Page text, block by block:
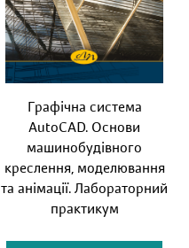
Графічна система
AutoCAD. Основи
машинобудівного
креслення, моделювання
та анімації. Лабораторний
практикум